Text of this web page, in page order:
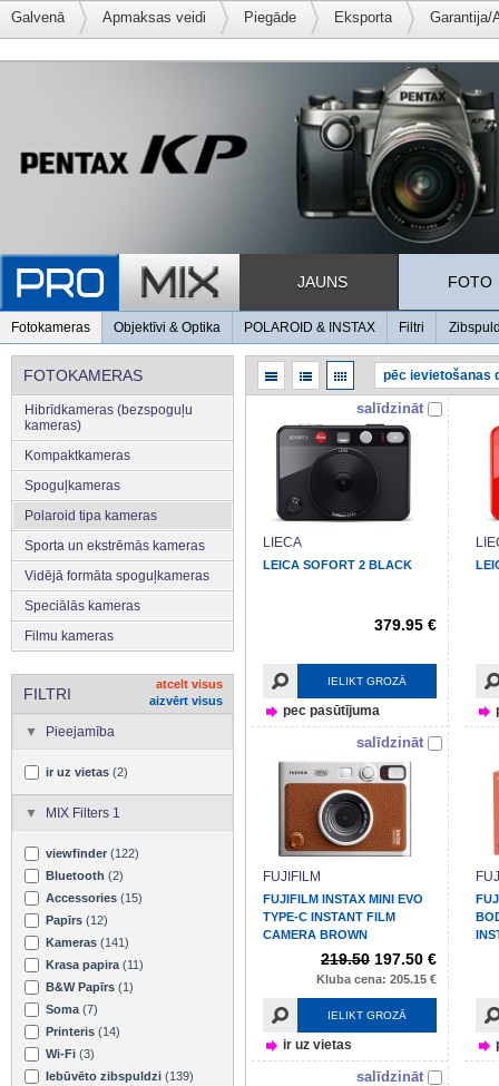
Galvenā Apmaksas veidi Piegāde Eksporta Garantija/
JAUNS FOTO
Fotokameras Objektīvi & Optika POLAROID & INSTAX Filtri
FOTOKAMERAS
Hibrīdkameras (bezspoguļu
kameras)
Kompaktkameras
Spoguļkameras
Polaroid tipa kameras
Sporta un ekstrēmās kameras
Vidējā formāta spoguļkameras
Speciālās kameras
Filmu kameras
FILTRI
atcelt visus
aizvērt visus
Pieejamība
ir uz vietas (2)
MIX Filters 1
viewfinder (122)
Bluetooth (2)
Accessories (15)
Papīrs (12)
Kameras (141)
Krasa papira (11)
B&W Papīrs (1)
Soma (7)
Printeris (14)
Wi-Fi (3)
Iebūvēto zibspuldzi (139)
salīdzināt
LIECA
LEICA SOFORT 2 BLACK
379.95 €
IELIKT GROZĀ
pec pasūtījuma
salīdzināt
FUJIFILM
FUJIFILM INSTAX MINI EVO
TYPE-C INSTANT FILM
CAMERA BROWN
219.50 197.50 €
Kluba cena: 205.15 €
IELIKT GROZĀ
ir uz vietas
salīdzināt